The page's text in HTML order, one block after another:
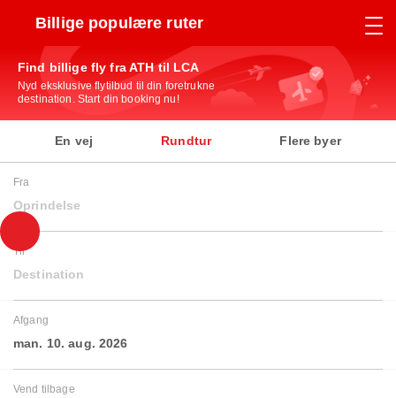
Billige populære ruter
Find billige fly fra ATH til LCA
Nyd eksklusive flytilbud til din foretrukne
destination. Start din booking nu!
En vej Rundtur Flere byer
Fra
Oprindelse
Til
Destination
Afgang
man. 10. aug. 2026
Vend tilbage